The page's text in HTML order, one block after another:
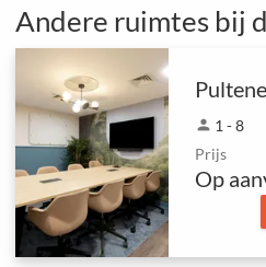
Andere ruimtes bij
person 1 - 8
Prijs
Op